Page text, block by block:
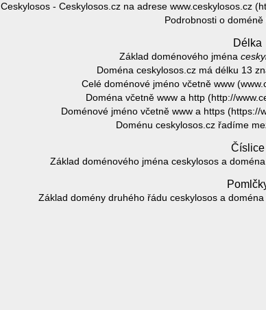
Ceskylosos - Ceskylosos.cz na adrese www.ceskylosos.cz
Podrobnosti o doméně
Délka
Základ doménového jména
Doména ceskylosos.cz má délku 13
Celé doménové jméno včetně www
Doména včetně www a http (http://
Doménové jméno včetně www a https (https://
Doménu ceskylosos.cz řadíme
Číslice
Základ doménového jména ceskylosos a
Základ domény druhého řádu ceskylosos a